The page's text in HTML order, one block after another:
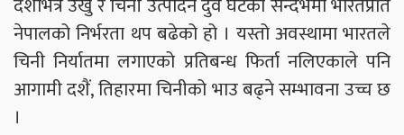
नेपालको निर्भरता थप बढेको हो । यस्तो अवस्थामा भारतले
चिनी निर्यातमा लगाएको प्रतिबन्ध फिर्ता नलिएकाले पनि
आगामी दशैं, तिहारमा चिनीको भाउ बढ्ने सम्भावना उच्च छ
।